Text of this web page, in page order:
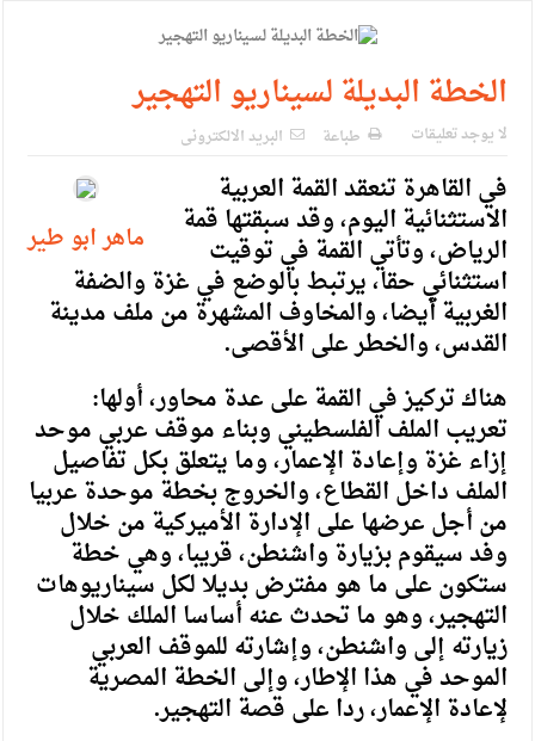
بيان اجتماع عمّان:دعم الوصاية الهاشمية التاريخية على المقدسات
الإسلامية والمسيحية
الأمن يتلف 16 مليون حبة كبتاجون و1480 كغم مواد مخدرة
القاضي يلتقي رؤساء تحرير الصحف اليومية ويؤكد حرص مجلس
النواب على شراكة فاعلة مع الإعلام
دعوة المكلفين بخدمة العلم (الدفعة الثالثة) إلى مراجعة منصة خدمة
العلم
الملك يلتقي مجموعة من رفاق السلاح
الملك يتلقى اتصالا هاتفيا من العاهل البحريني
القاضي محمود أحمد فريحات.. مبارك ومزيدا من التوفيق
الخطة البديلة لسيناريو التهجير
لا يوجد تعليقات طباعة البريد الالكترونى
ماهر ابو طير
في القاهرة تنعقد القمة العربية
الاستثنائية اليوم، وقد سبقتها قمة
الرياض، وتأتي القمة في توقيت
استثنائي حقا، يرتبط بالوضع في غزة والضفة
الغربية أيضا، والمخاوف المشهرة من ملف مدينة
القدس، والخطر على الأقصى.
هناك تركيز في القمة على عدة محاور، أولها:
تعريب الملف الفلسطيني وبناء موقف عربي موحد
إزاء غزة وإعادة الإعمار، وما يتعلق بكل تفاصيل
الملف داخل القطاع، والخروج بخطة موحدة عربيا
من أجل عرضها على الإدارة الأميركية من خلال
وفد سيقوم بزيارة واشنطن، قريبا، وهي خطة
ستكون على ما هو مفترض بديلا لكل سيناريوهات
التهجير، وهو ما تحدث عنه أساسا الملك خلال
زيارته إلى واشنطن، وإشارته للموقف العربي
الموحد في هذا الإطار، وإلى الخطة المصرية
لإعادة الإعمار، ردا على قصة التهجير.